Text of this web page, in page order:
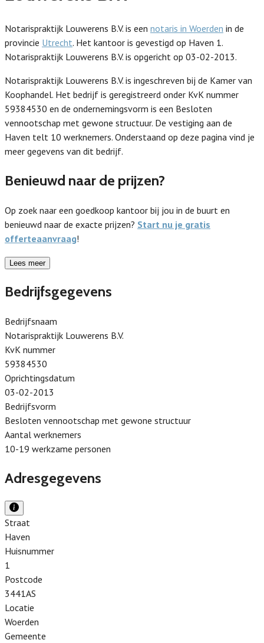
Notarispraktijk Louwerens B.V. is een notaris in Woerden in de
provincie Utrecht. Het kantoor is gevestigd op Haven 1.
Notarispraktijk Louwerens B.V. is opgericht op 03-02-2013.
Notarispraktijk Louwerens B.V. is ingeschreven bij de Kamer van
Koophandel. Het bedrijf is geregistreerd onder KvK nummer
59384530 en de ondernemingsvorm is een Besloten
vennootschap met gewone structuur. De vestiging aan de
Haven telt 10 werknemers. Onderstaand op deze pagina vind je
meer gegevens van dit bedrijf.
Benieuwd naar de prijzen?
Op zoek naar een goedkoop kantoor bij jou in de buurt en
benieuwd naar de exacte prijzen? Start nu je gratis
offerteaanvraag!
Lees meer
Bedrijfsgegevens
Bedrijfsnaam
Notarispraktijk Louwerens B.V.
KvK nummer
59384530
Oprichtingsdatum
03-02-2013
Bedrijfsvorm
Besloten vennootschap met gewone structuur
Aantal werknemers
10-19 werkzame personen
Adresgegevens
Straat
Haven
Huisnummer
1
Postcode
3441AS
Locatie
Woerden
Gemeente